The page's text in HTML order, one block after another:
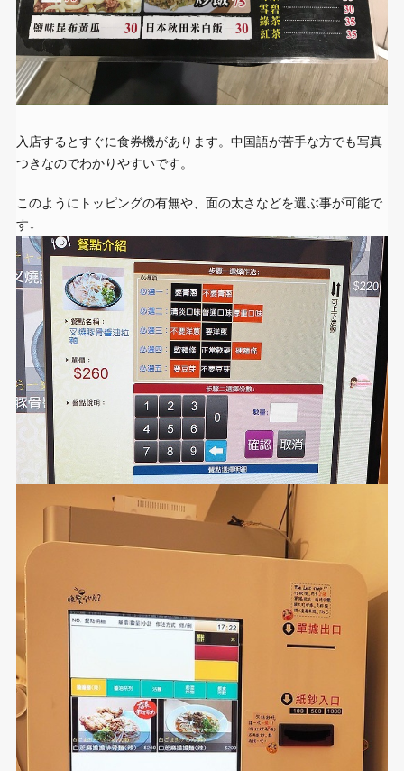
入店するとすぐに食券機があります。中国語が苦手な方でも写真
つきなのでわかりやすいです。
このようにトッピングの有無や、面の太さなどを選ぶ事が可能で
す↓